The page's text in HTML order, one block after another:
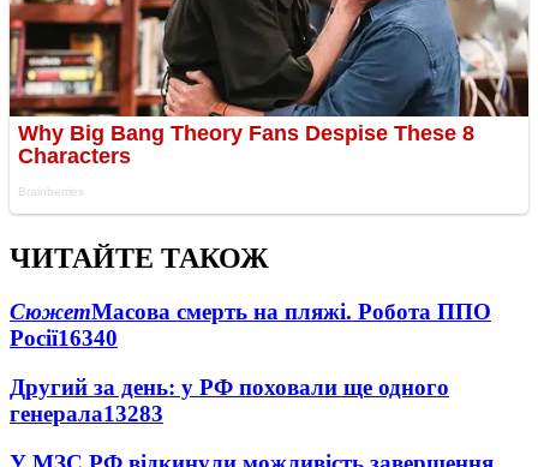
ЧИТАЙТЕ ТАКОЖ
СюжетМасова смерть на пляжі. Робота ППО
Росії16340
Другий за день: у РФ поховали ще одного
генерала13283